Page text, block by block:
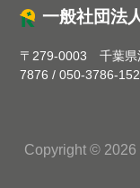
一般社団法
〒279-0003 千葉県
7876 /050-3786-
Copyright ©